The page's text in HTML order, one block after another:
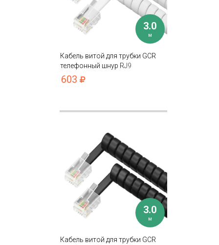
3.0
м
Кабель витой для трубки GCR
телефонный шнур RJ9
603
3.0
м
Кабель витой для трубки GCR